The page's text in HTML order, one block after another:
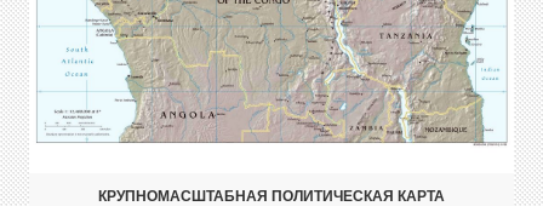
КРУПНОМАСШТАБНАЯ ПОЛИТИЧЕСКАЯ КАРТА